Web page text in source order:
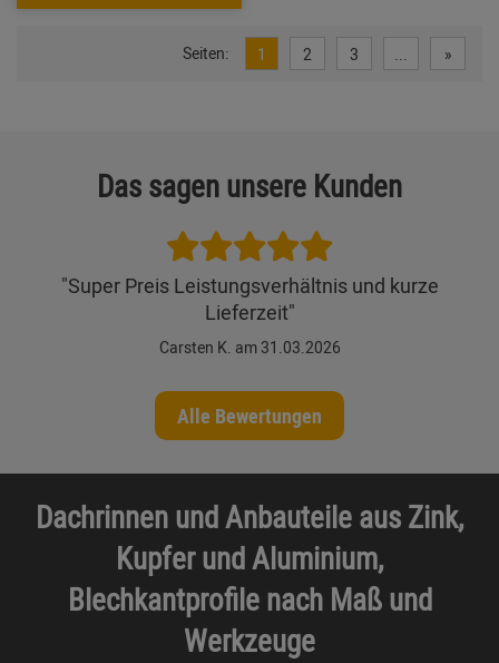
Seiten: 1 2 3 ... »
Das sagen unsere Kunden
"Super Preis Leistungsverhältnis und kurze
Lieferzeit"
Carsten K. am 31.03.2026
Alle Bewertungen
Dachrinnen und Anbauteile aus Zink,
Kupfer und Aluminium,
Blechkantprofile nach Maß und
Werkzeuge